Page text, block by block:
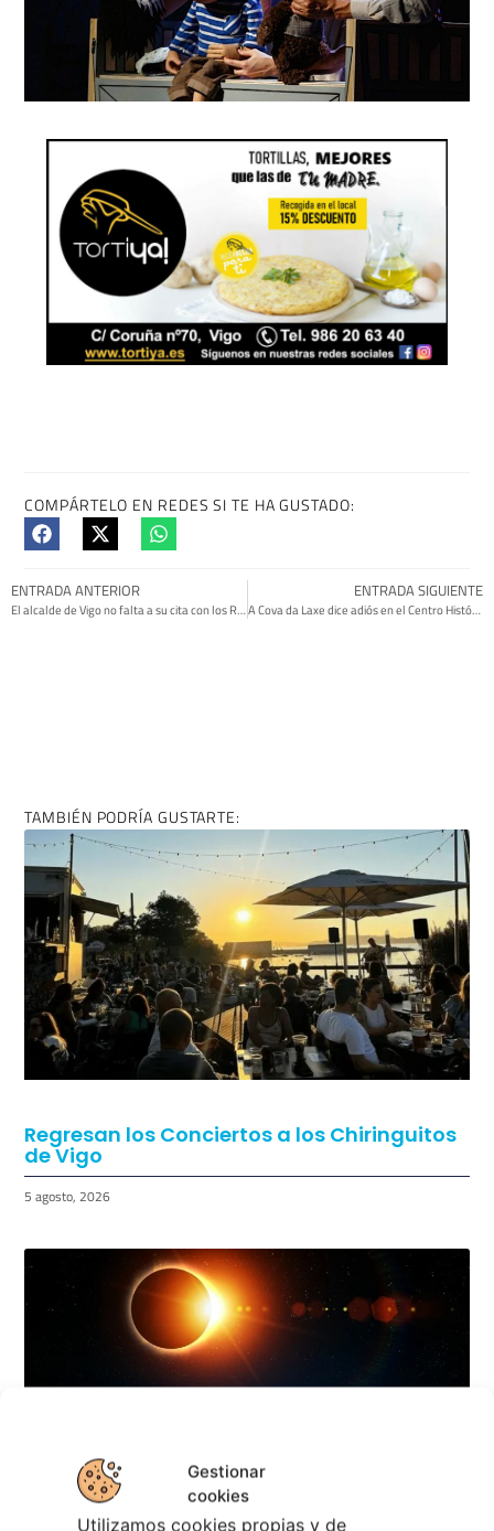
Gestionar
cookies
Utilizamos cookies propias y de
COMPÁRTELO EN REDES SI TE HA GUSTADO:
ENTRADA ANTERIOR
El alcalde de Vigo no falta a su cita con los Reyes Magos
ENTRADA SIGUIENTE
A Cova da Laxe dice adiós en el Centro Histórico de Cangas
TAMBIÉN PODRÍA GUSTARTE:
Regresan los Conciertos a los Chiringuitos
de Vigo
5 agosto, 2026